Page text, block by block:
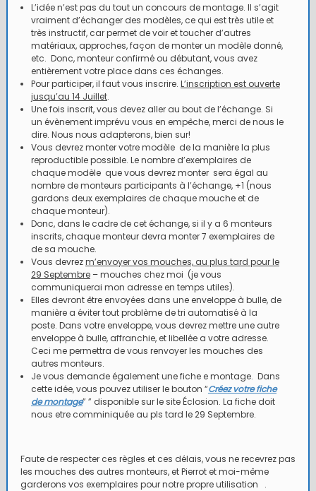
L’idée n’est pas du tout un concours de montage. Il s’agit
vraiment d’échanger des modèles, ce qui est très utile et
très instructif, car permet de voir et toucher d’autres
matériaux, approches, façon de monter un modèle donné,
etc. Donc, monteur confirmé ou débutant, vous avez
entièrement votre place dans ces échanges.
Pour participer, il faut vous inscrire. L’inscription est ouverte
jusqu’au 14 Juillet.
Une fois inscrit, vous devez aller au bout de l’échange. Si
un évènement imprévu vous en empêche, merci de nous le
dire. Nous nous adapterons, bien sur!
Vous devrez monter votre modèle de la manière la plus
reproductible possible. Le nombre d’exemplaires de
chaque modèle que vous devrez monter sera égal au
nombre de monteurs participants à l’échange, +1 (nous
gardons deux exemplaires de chaque mouche et de
chaque monteur).
Donc, dans le cadre de cet échange, si il y a 6 monteurs
inscrits, chaque monteur devra monter 7 exemplaires de
de sa mouche.
Vous devrezm’envoyer vos mouches, au plus tard pour le
29 Septembre– mouches chez moi (je vous
communiquerai mon adresse en temps utiles).
Elles devront être envoyées dans une enveloppe à bulle, de
manière a éviter tout problème de tri automatisé à la
poste. Dans votre enveloppe, vous devrez mettre une autre
enveloppe à bulle, affranchie, et libellée a votre adresse.
Ceci me permettra de vous renvoyer les mouches des
autres monteurs.
Je vous demande également une fiche e montage. Dans
cette idée, vous pouvez utiliser le bouton “Créez votre fiche
de montage” ” disponible sur le site Éclosion. La fiche doit
nous etre comminiquée au pls tard le 29 Septembre.
Faute de respecter ces règles et ces délais, vous ne recevrez pas
les mouches des autres monteurs, et Pierrot et moi-même
garderons vos exemplaires pour notre propre utilisation .